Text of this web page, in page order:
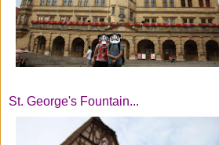
St. George's Fountain...